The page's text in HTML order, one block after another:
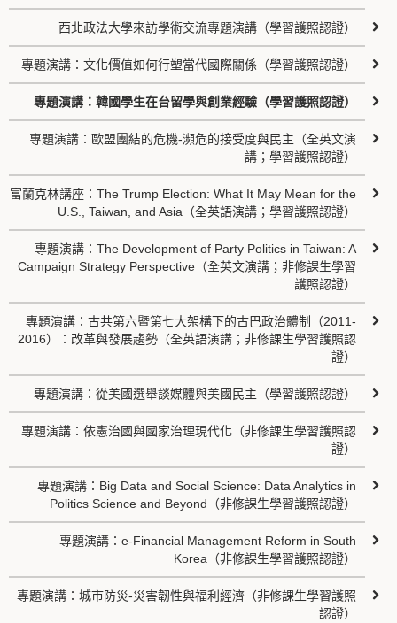
西北政法大學來訪學術交流專題演講（學習護照認證）
專題演講：文化價值如何行塑當代國際關係（學習護照認證）
專題演講：韓國學生在台留學與創業經驗（學習護照認證）
專題演講：歐盟團結的危機-瀕危的接受度與民主（全英文演
講；學習護照認證）
富蘭克林講座：The Trump Election: What It May Mean for the
U.S., Taiwan, and Asia（全英語演講；學習護照認證）
專題演講：The Development of Party Politics in Taiwan: A
Campaign Strategy Perspective（全英文演講；非修課生學習
護照認證）
專題演講：古共第六暨第七大架構下的古巴政治體制（2011-
2016）：改革與發展趨勢（全英語演講；非修課生學習護照認
證）
專題演講：從美國選舉談媒體與美國民主（學習護照認證）
專題演講：依憲治國與國家治理現代化（非修課生學習護照認
證）
專題演講：Big Data and Social Science: Data Analytics in
Politics Science and Beyond（非修課生學習護照認證）
專題演講：e-Financial Management Reform in South
Korea（非修課生學習護照認證）
專題演講：城市防災-災害韌性與福利經濟（非修課生學習護照
認證）